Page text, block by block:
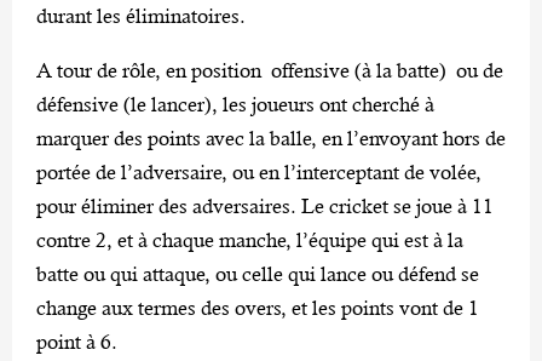
durant les éliminatoires.
A tour de rôle, en position offensive (à la batte) ou de
défensive (le lancer), les joueurs ont cherché à
marquer des points avec la balle, en l’envoyant hors de
portée de l’adversaire, ou en l’interceptant de volée,
pour éliminer des adversaires. Le cricket se joue à 11
contre 2, et à chaque manche, l’équipe qui est à la
batte ou qui attaque, ou celle qui lance ou défend se
change aux termes des overs, et les points vont de 1
point à 6.